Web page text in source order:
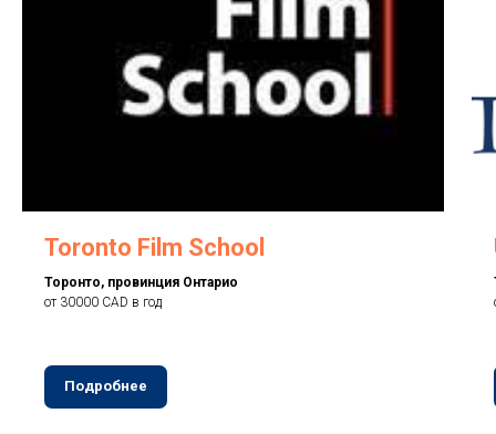
Toronto Film School
Торонто, провинция Онтарио
от 30000 CAD в год
Подробнее